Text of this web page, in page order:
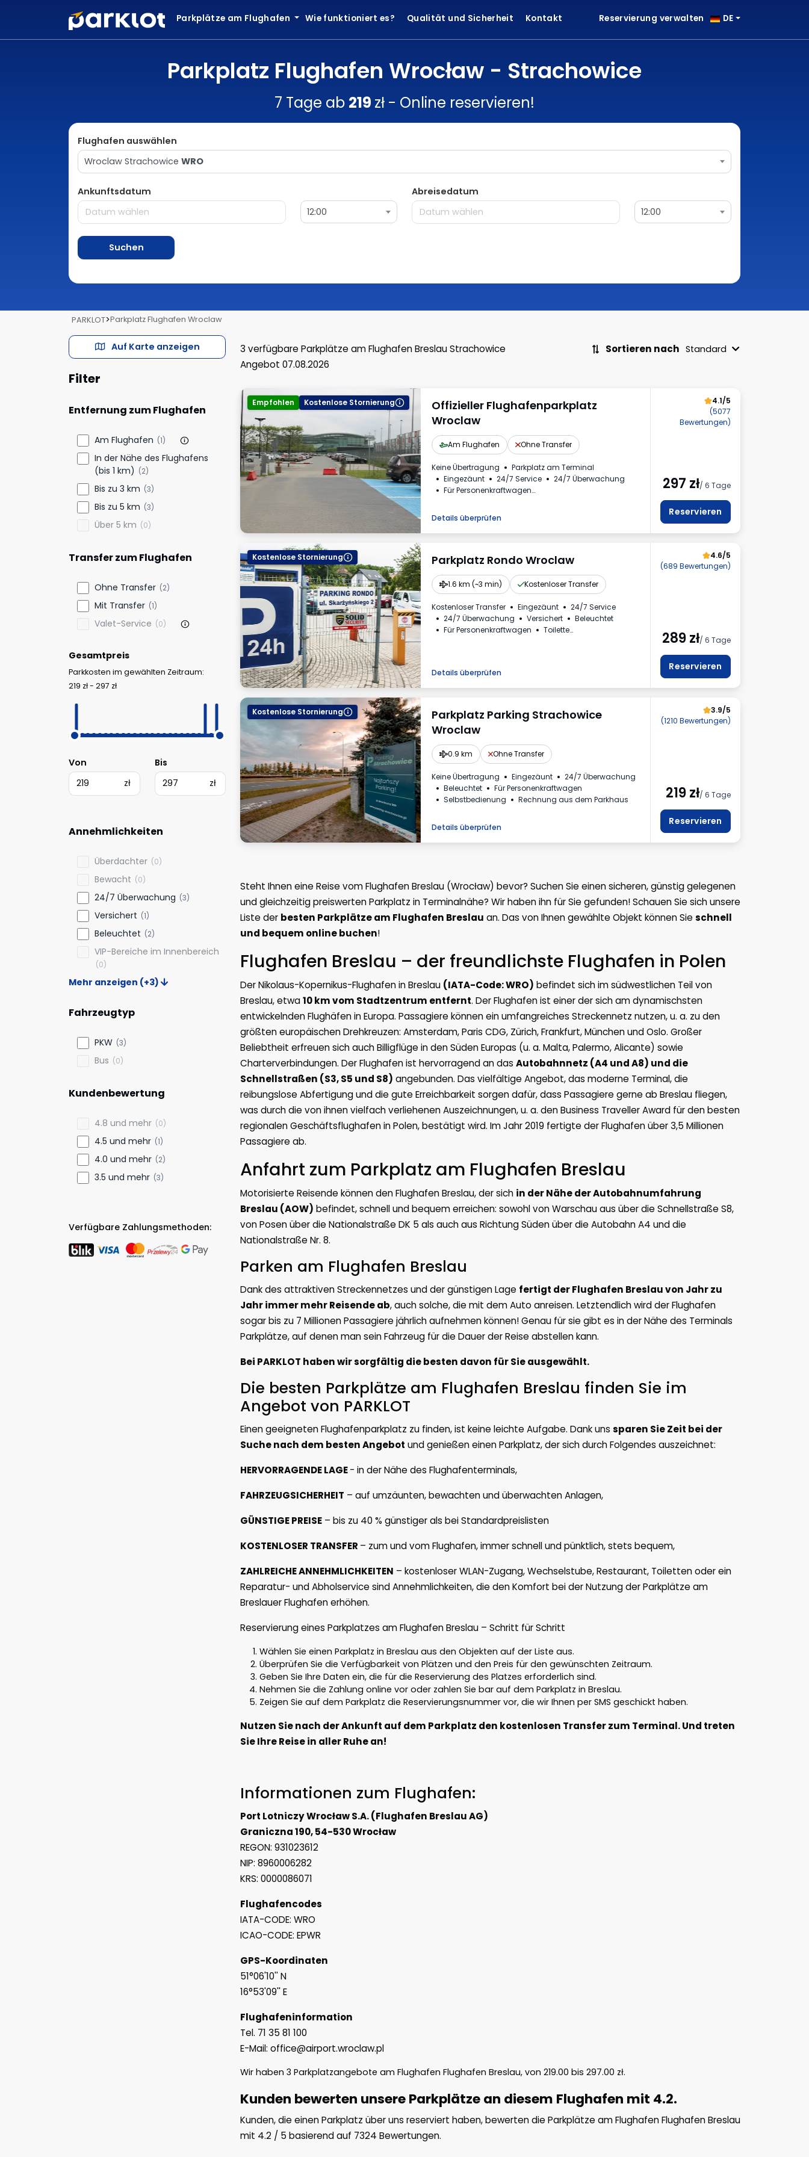
Parkplätze am Flughafen Wie funktioniert es? Qualität und Sicherheit Kontakt Reservierung verwalten DE
Parkplatz Flughafen Wrocław - Strachowice
7 Tage ab 219 zł - Online reservieren!
Flughafen auswählen
Wroclaw Strachowice WRO
Ankunftsdatum
12:00
Abreisedatum
12:00
Suchen
PARKLOT>Parkplatz Flughafen Wroclaw
Auf Karte anzeigen
Filter
Entfernung zum Flughafen
Am Flughafen (1)
In der Nähe des Flughafens
(bis 1 km) (2)
Bis zu 3 km (3)
Bis zu 5 km (3)
Über 5 km (0)
Transfer zum Flughafen
Ohne Transfer (2)
Mit Transfer (1)
Valet-Service (0)
Gesamtpreis
Parkkosten im gewählten Zeitraum:
219 zł - 297 zł
Von
zł
Bis
zł
Annehmlichkeiten
Überdachter (0)
Bewacht (0)
24/7 Überwachung (3)
Versichert (1)
Beleuchtet (2)
VIP-Bereiche im Innenbereich
(0)
Mehr anzeigen (+3)
Fahrzeugtyp
PKW (3)
Bus (0)
Kundenbewertung
4.8 und mehr (0)
4.5 und mehr (1)
4.0 und mehr (2)
3.5 und mehr (3)
Verfügbare Zahlungsmethoden:
3 verfügbare Parkplätze am Flughafen Breslau Strachowice
Angebot 07.08.2026
Sortieren nach Standard
Empfohlen Kostenlose Stornierung
Offizieller Flughafenparkplatz
Wroclaw
Am Flughafen Ohne Transfer
Keine Übertragung
Parkplatz am Terminal
Eingezäunt
24/7 Service
24/7 Überwachung
Für Personenkraftwagen
Mehrwertsteuerrechnung
Details überprüfen
4.1/5
(5077
Bewertungen)
297 zł/ 6 Tage
Reservieren
Kostenlose Stornierung Parkplatz Rondo Wroclaw
1.6 km (~3 min) Kostenloser Transfer
Kostenloser Transfer Eingezäunt
24/7 Service
24/7 Überwachung
Versichert
Beleuchtet
Für Personenkraftwagen
Toilette
Details überprüfen
4.6/5
(689 Bewertungen)
289zł/ 6 Tage
Reservieren
Kostenlose Stornierung
Parkplatz Parking Strachowice
Wroclaw
0.9 km Ohne Transfer
Keine Übertragung Eingezäunt
24/7 Überwachung
Beleuchtet
Für Personenkraftwagen
Selbstbedienung
Rechnung aus dem Parkhaus
Details überprüfen
3.9/5
(1210 Bewertungen)
219zł/ 6 Tage
Reservieren
Steht Ihnen eine Reise vom Flughafen Breslau (Wrocław) bevor? Suchen Sie einen sicheren, günstig gelegenen
und gleichzeitig preiswerten Parkplatz in Terminalnähe? Wir haben ihn für Sie gefunden! Schauen Sie sich unsere
Liste der besten Parkplätze am Flughafen Breslau an. Das von Ihnen gewählte Objekt können Sie schnell
und bequem online buchen!
Flughafen Breslau – der freundlichste Flughafen in Polen
Der Nikolaus-Kopernikus-Flughafen in Breslau (IATA-Code: WRO) befindet sich im südwestlichen Teil von
Breslau, etwa10 km vom Stadtzentrum entfernt. Der Flughafen ist einer der sich am dynamischsten
entwickelnden Flughäfen in Europa. Passagiere können ein umfangreiches Streckennetz nutzen, u. a. zu den
größten europäischen Drehkreuzen: Amsterdam, Paris CDG, Zürich, Frankfurt, München und Oslo. Großer
Beliebtheit erfreuen sich auch Billigflüge in den Süden Europas (u. a. Malta, Palermo, Alicante) sowie
Charterverbindungen. Der Flughafen ist hervorragend an das Autobahnnetz (A4 und A8) und die
Schnellstraßen (S3, S5 und S8) angebunden. Das vielfältige Angebot, das moderne Terminal, die
reibungslose Abfertigung und die gute Erreichbarkeit sorgen dafür, dass Passagiere gerne ab Breslau fliegen,
was durch die von ihnen vielfach verliehenen Auszeichnungen, u. a. den Business Traveller Award für den besten
regionalen Geschäftsflughafen in Polen, bestätigt wird. Im Jahr 2019 fertigte der Flughafen über 3,5 Millionen
Passagiere ab.
Anfahrt zum Parkplatz am Flughafen Breslau
Motorisierte Reisende können den Flughafen Breslau, der sich in der Nähe der Autobahnumfahrung
Breslau (AOW) befindet, schnell und bequem erreichen: sowohl von Warschau aus über die Schnellstraße S8,
von Posen über die Nationalstraße DK 5 als auch aus Richtung Süden über die Autobahn A4 und die
Nationalstraße Nr. 8.
Parken am Flughafen Breslau
Dank des attraktiven Streckennetzes und der günstigen Lage fertigt der Flughafen Breslau von Jahr zu
Jahr immer mehr Reisende ab, auch solche, die mit dem Auto anreisen. Letztendlich wird der Flughafen
sogar bis zu 7 Millionen Passagiere jährlich aufnehmen können! Genau für sie gibt es in der Nähe des Terminals
Parkplätze, auf denen man sein Fahrzeug für die Dauer der Reise abstellen kann.
Bei PARKLOT haben wir sorgfältig die besten davon für Sie ausgewählt.
Die besten Parkplätze am Flughafen Breslau finden Sie im
Angebot von PARKLOT
Einen geeigneten Flughafenparkplatz zu finden, ist keine leichte Aufgabe. Dank uns sparen Sie Zeit bei der
Suche nach dem besten Angebot und genießen einen Parkplatz, der sich durch Folgendes auszeichnet:
HERVORRAGENDE LAGE- in der Nähe des Flughafenterminals,
FAHRZEUGSICHERHEIT – auf umzäunten, bewachten und überwachten Anlagen,
GÜNSTIGE PREISE – bis zu 40 % günstiger als bei Standardpreislisten
KOSTENLOSER TRANSFER – zum und vom Flughafen, immer schnell und pünktlich, stets bequem,
ZAHLREICHE ANNEHMLICHKEITEN – kostenloser WLAN-Zugang, Wechselstube, Restaurant, Toiletten oder ein
Reparatur- und Abholservice sind Annehmlichkeiten, die den Komfort bei der Nutzung der Parkplätze am
Breslauer Flughafen erhöhen.
Reservierung eines Parkplatzes am Flughafen Breslau – Schritt für Schritt
Wählen Sie einen Parkplatz in Breslau aus den Objekten auf der Liste aus.
Überprüfen Sie die Verfügbarkeit von Plätzen und den Preis für den gewünschten Zeitraum.
Geben Sie Ihre Daten ein, die für die Reservierung des Platzes erforderlich sind.
Nehmen Sie die Zahlung online vor oder zahlen Sie bar auf dem Parkplatz in Breslau.
Zeigen Sie auf dem Parkplatz die Reservierungsnummer vor, die wir Ihnen per SMS geschickt haben.
Nutzen Sie nach der Ankunft auf dem Parkplatz den kostenlosen Transfer zum Terminal. Und treten
Sie Ihre Reise in aller Ruhe an!
Informationen zum Flughafen:
Port Lotniczy Wrocław S.A. (Flughafen Breslau AG)
Graniczna 190, 54-530 Wrocław
REGON: 931023612
NIP: 8960006282
KRS: 0000086071
Flughafencodes
IATA-CODE: WRO
ICAO-CODE: EPWR
GPS-Koordinaten
51°06'10'' N
16°53'09'' E
Flughafeninformation
Tel. 71 35 81 100
E-Mail: office@airport.wroclaw.pl
Wir haben 3 Parkplatzangebote am Flughafen Flughafen Breslau, von 219.00 bis 297.00 zł.
Kunden bewerten unsere Parkplätze an diesem Flughafen mit 4.2.
Kunden, die einen Parkplatz über uns reserviert haben, bewerten die Parkplätze am Flughafen Flughafen Breslau
mit 4.2 / 5 basierend auf 7324 Bewertungen.